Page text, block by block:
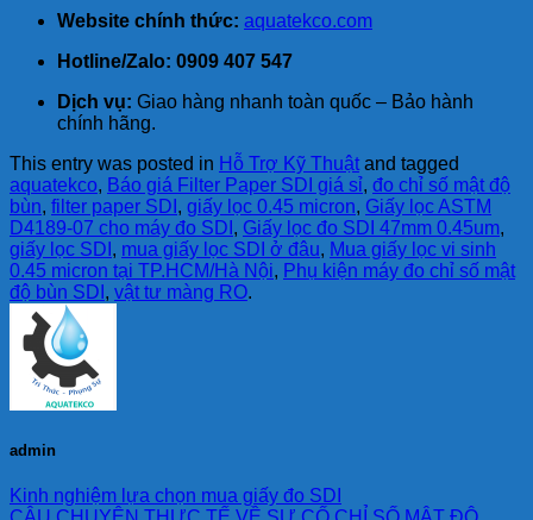
Website chính thức: aquatekco.com
Hotline/Zalo: 0909 407 547
Dịch vụ: Giao hàng nhanh toàn quốc – Bảo hành
chính hãng.
This entry was posted in Hỗ Trợ Kỹ Thuật and tagged
aquatekco, Báo giá Filter Paper SDI giá sỉ, đo chỉ số mật độ
bùn, filter paper SDI , giấy lọc 0.45 micron, Giấy lọc ASTM
D4189-07 cho máy đo SDI , Giấy lọc đo SDI 47mm 0.45um,
giấy lọc SDI , mua giấy lọc SDI ở đâu, Mua giấy lọc vi sinh
0.45 micron tại TP.HCM/Hà Nội, Phụ kiện máy đo chỉ số mật
độ bùn SDI , vật tư màng RO.
admin
Kinh nghiệm lựa chọn mua giấy đo SDI